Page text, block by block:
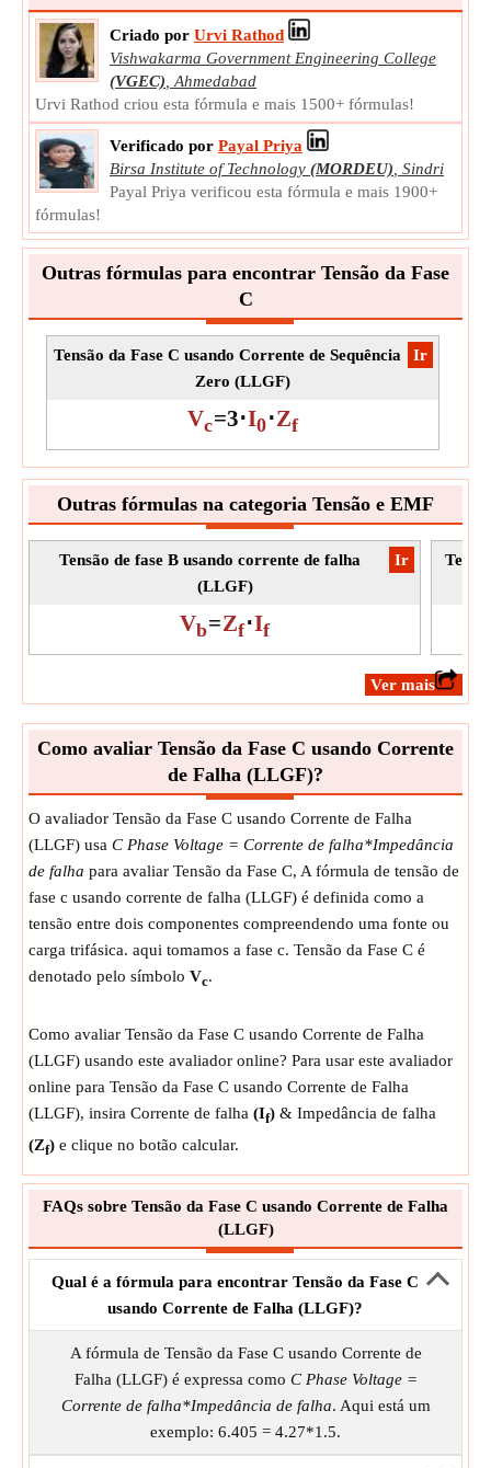
Unidade:Ω
Observação:O valor deve ser maior que 0.
Criado por Urvi Rathod
Vishwakarma Government Engineering College
(VGEC) Ahmedabad
Urvi Rathod criou esta fórmula e mais 1500+ fórmulas!
Verificado por Payal Priya
Birsa Institute of Technology (MORDEU) Sindri
Payal Priya verificou esta fórmula e mais 1900+
fórmulas!
Outras fórmulas para encontrar Tensão da Fase
C
​Ir
Tensão da Fase C usando Corrente de Sequência
Zero (LLGF)
Vc=3⋅I0⋅Zf
Outras fórmulas na categoria Tensão e EMF
​Ir
Tensão de fase B usando corrente de falha
(LLGF)
Vb=Zf⋅If
​Ver mais
Como avaliar Tensão da Fase C usando Corrente
de Falha (LLGF)?
O avaliador Tensão da Fase C usando Corrente de Falha
(LLGF) usa C Phase Voltage = Corrente de falha*Impedância
de falha para avaliar Tensão da Fase C, A fórmula de tensão de
fase c usando corrente de falha (LLGF) é definida como a
tensão entre dois componentes compreendendo uma fonte ou
carga trifásica. aqui tomamos a fase c. Tensão da Fase C é
denotado pelo símbolo Vc.
Como avaliar Tensão da Fase C usando Corrente de Falha
(LLGF) usando este avaliador online? Para usar este avaliador
online para Tensão da Fase C usando Corrente de Falha
(LLGF), insira Corrente de falha (If) & Impedância de falha
(Zf) e clique no botão calcular.
FAQs sobre Tensão da Fase C usando Corrente de Falha
(LLGF)
Qual é a fórmula para encontrar Tensão da Fase C
usando Corrente de Falha (LLGF)?
A fórmula de Tensão da Fase C usando Corrente de
Falha (LLGF) é expressa como C Phase Voltage =
Corrente de falha*Impedância de falha. Aqui está um
exemplo: 6.405 = 4.27*1.5.